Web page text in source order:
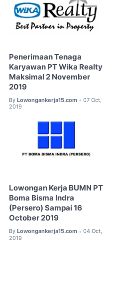
Penerimaan Tenaga
Karyawan PT Wika Realty
Maksimal 2 November
2019
By Lowongankerja15.com • 07 Oct,
2019
Lowongan Kerja BUMN PT
Boma Bisma Indra
(Persero) Sampai 16
October 2019
By Lowongankerja15.com • 04 Oct,
2019